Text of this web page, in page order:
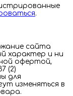
.
сайта
характер и ни
офертой,
(2)
для
изменяться в